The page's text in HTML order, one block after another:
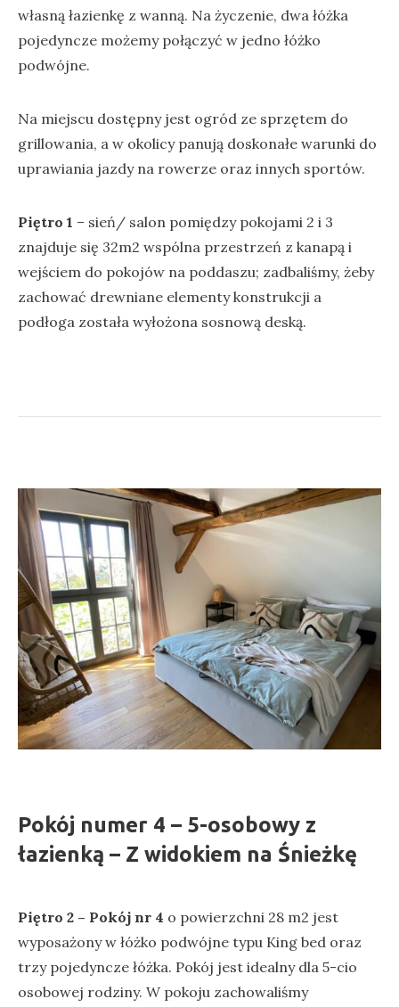
własną łazienkę z wanną. Na życzenie, dwa łóżka
pojedyncze możemy połączyć w jedno łóżko
podwójne.
Na miejscu dostępny jest ogród ze sprzętem do
grillowania, a w okolicy panują doskonałe warunki do
uprawiania jazdy na rowerze oraz innych sportów.
Piętro 1 – sień/ salon pomiędzy pokojami 2 i 3
znajduje się 32m2 wspólna przestrzeń z kanapą i
wejściem do pokojów na poddaszu; zadbaliśmy, żeby
zachować drewniane elementy konstrukcji a
podłoga została wyłożona sosnową deską.
Pokój numer 4 – 5-osobowy z
łazienką – Z widokiem na Śnieżkę
Piętro 2 – Pokój nr 4 o powierzchni 28 m2 jest
wyposażony w łóżko podwójne typu King bed oraz
trzy pojedyncze łóżka. Pokój jest idealny dla 5-cio
osobowej rodziny. W pokoju zachowaliśmy